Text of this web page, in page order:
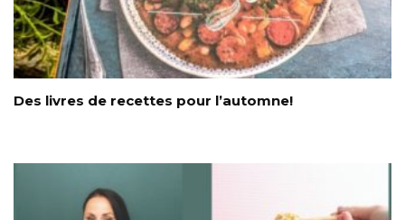
Des livres de recettes pour l’automne!